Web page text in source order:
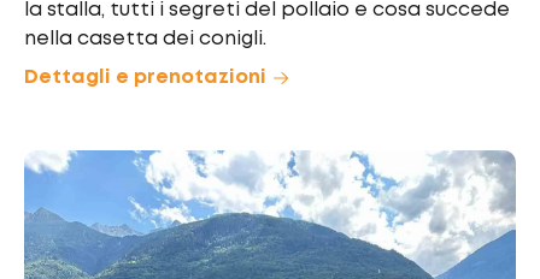
la stalla, tutti i segreti del pollaio e cosa succede
nella casetta dei conigli.
Dettagli e prenotazioni